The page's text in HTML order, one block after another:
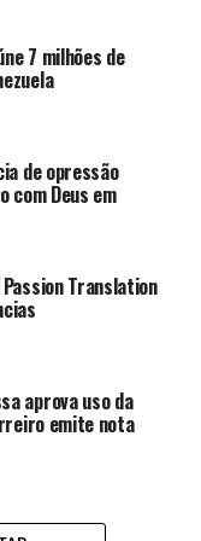
7 milhões de
de opressão
com Deus em
Translation
aprova uso da
emite nota